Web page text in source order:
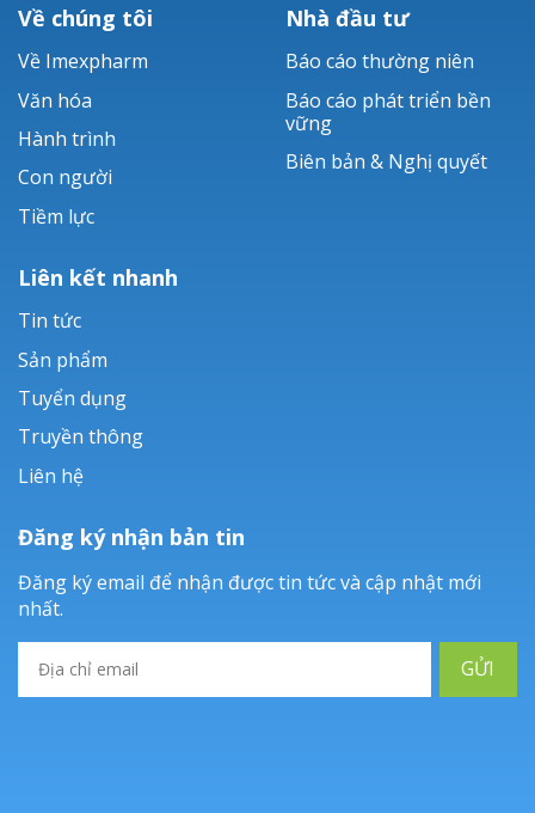
Về chúng tôi
Về Imexpharm
Văn hóa
Hành trình
Con người
Tiềm lực
Nhà đầu tư
Báo cáo thường niên
Báo cáo phát triển bền
vững
Biên bản & Nghị quyết
Liên kết nhanh
Tin tức
Sản phẩm
Tuyển dụng
Truyền thông
Liên hệ
Đăng ký nhận bản tin
Đăng ký email để nhận được tin tức và cập nhật mới
nhất.
GỬI